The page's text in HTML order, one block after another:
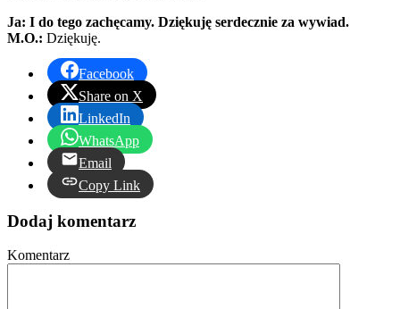
Ja: I do tego zachęcamy. Dziękuję serdecznie za wywiad.
M.O.: Dziękuję.
Facebook
Share on X
LinkedIn
WhatsApp
Email
Copy Link
Dodaj komentarz
Komentarz